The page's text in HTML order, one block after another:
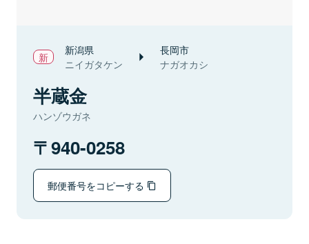
新潟県
ニイガタケン
長岡市
ナガオカシ
半蔵金
ハンゾウガネ
940-0258
郵便番号をコピーする